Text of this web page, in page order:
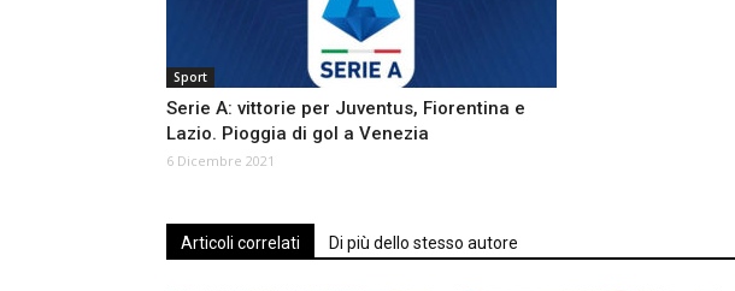
Sport
Serie A: vittorie per Juventus, Fiorentina e
Lazio. Pioggia di gol a Venezia
6 Dicembre 2021
Articoli correlati Di più dello stesso autore